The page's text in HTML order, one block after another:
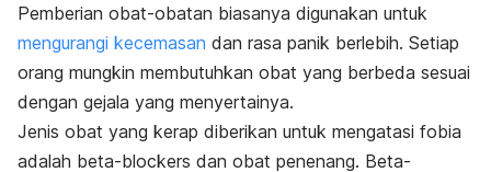
Pemberian obat-obatan biasanya digunakan untuk
mengurangi kecemasan dan rasa panik berlebih. Setiap
orang mungkin membutuhkan obat yang berbeda sesuai
dengan gejala yang menyertainya.
Jenis obat yang kerap diberikan untuk mengatasi fobia
adalah beta-blockers dan obat penenang. Beta-